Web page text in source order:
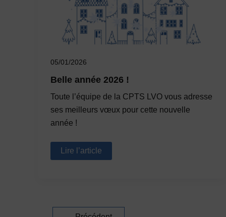
05/01/2026
Belle année 2026 !
Toute l’équipe de la CPTS LVO vous adresse
ses meilleurs vœux pour cette nouvelle
année !
Belle
année
Lire l’article